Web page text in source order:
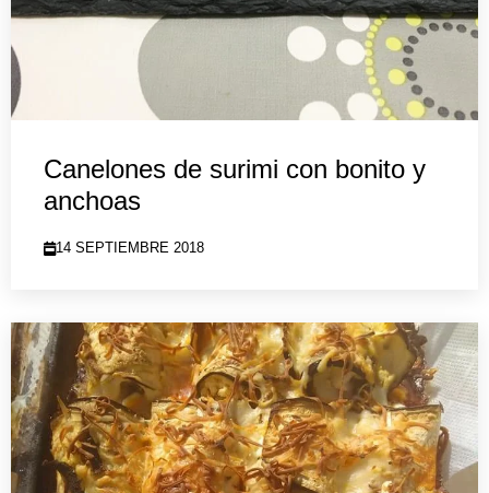
Canelones de surimi con bonito y
anchoas
14 SEPTIEMBRE 2018